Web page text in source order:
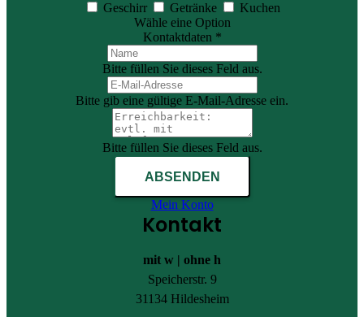
Geschirr
Getränke
Kuchen
Wähle eine Option
Kontaktdaten *
Bitte füllen Sie dieses Feld aus.
Bitte gib eine gültige E-Mail-Adresse ein.
Bitte füllen Sie dieses Feld aus.
ABSENDEN
Mein Konto
Kontakt
mit w | ohne h
Speicherstr. 9
31134 Hildesheim